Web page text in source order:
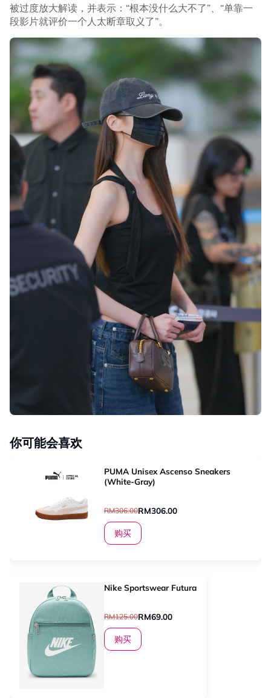
被过度放大解读，并表示：“根本没什么大不了”、“单靠一
段影片就评价一个人太断章取义了”。
你可能会喜欢
PUMA Unisex Ascenso Sneakers
(White-Gray)
RM306.00RM306.00
购买
Nike Sportswear Futura
RM125.00RM69.00
购买